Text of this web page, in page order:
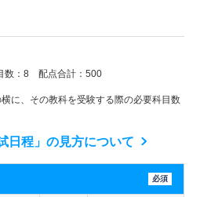
数：8 配点合計：500
に、その教科を受験する際の必要科目数
日程」の見方について
必須